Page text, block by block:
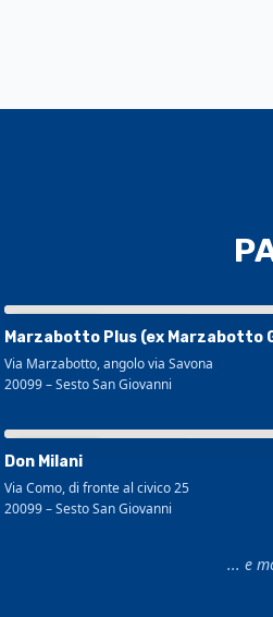
Visualizza mappa più grande
Marzabotto Plus (ex Marzabotto
Via Marzabotto, angolo via Savona
20099–Sesto San Giovanni
Don Milani
Via Como, di fronte al civico 25
20099–Sesto San Giovanni
... e